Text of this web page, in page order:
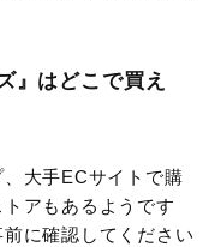
』はどこで買え
大手ECサイトで購
アもあるようです
に確認してください